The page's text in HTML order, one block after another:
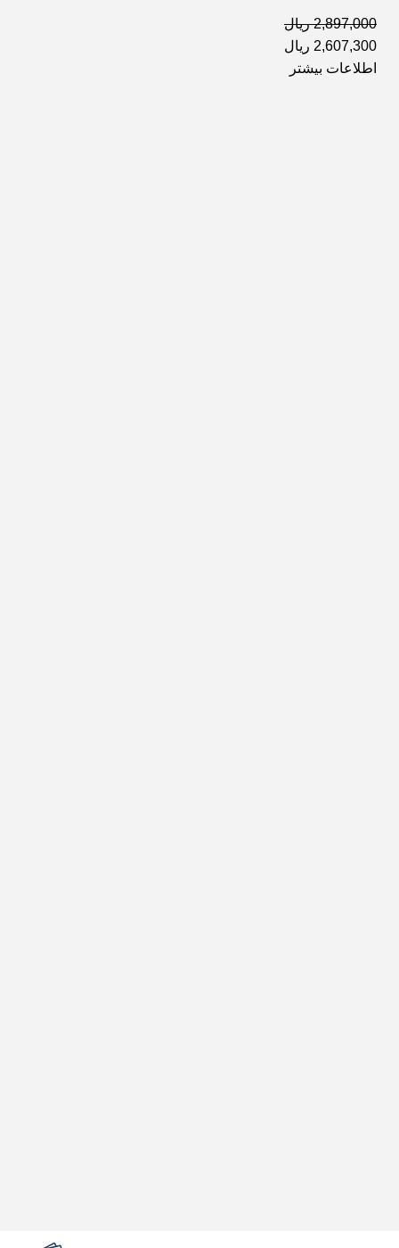
2,897,000 ریال
2,607,300 ریال
اطلاعات بیشتر